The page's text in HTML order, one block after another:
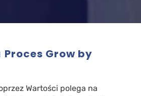
Proces Grow by
Wartości polega na